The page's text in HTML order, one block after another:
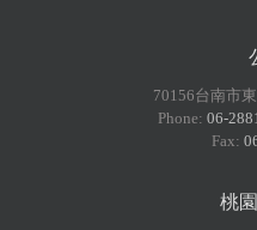
70156台南市
Phone: 06-
Fax:
桃